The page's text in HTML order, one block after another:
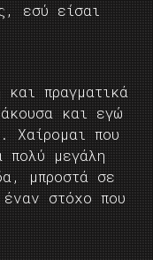
εσύ είσαι
πραγματικά
και εγώ
Χαίρομαι που
πολύ μεγάλη
μπροστά σε
στόχο που